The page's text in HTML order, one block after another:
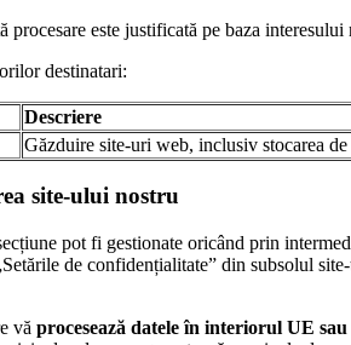
procesare este justificată pe baza
destinatari:
Descriere
Găzduire site-uri web, inclusiv stocarea
site-ului nostru
pot fi gestionate oricând prin
de confidențialitate” din subsolul
vă procesează datele în interiorul UE sau